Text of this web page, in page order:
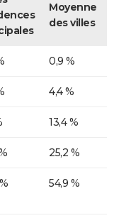
Moyenne
des villes
0,9 %
4,4 %
13,4 %
25,2 %
54,9 %